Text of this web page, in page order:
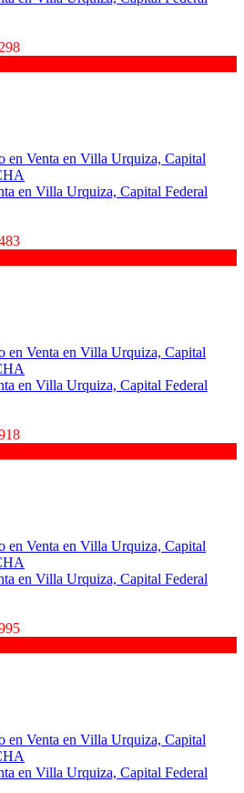
en Villa Urquiza, Capital Federal
en Villa Urquiza, Capital Federal
en Villa Urquiza, Capital Federal
en Villa Urquiza, Capital Federal